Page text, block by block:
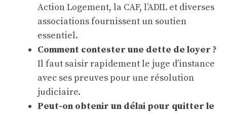
Action Logement, la CAF, l’ADIL et diverses
associations fournissent un soutien
essentiel.
Comment contester une dette de loyer ?
Il faut saisir rapidement le juge d’instance
avec ses preuves pour une résolution
judiciaire.
Peut-on obtenir un délai pour quitter le